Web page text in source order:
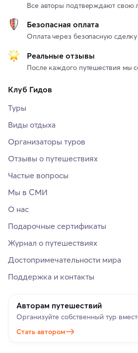
Все авторы подтверждают свою
Безопасная оплата
Оплата через безопасную сделку
Реальные отзывы
После каждого путешествия мы
Клуб Гидов
Туры
Виды отдыха
Организаторы туров
Отзывы о путешествиях
Частые вопросы
Мы в СМИ
О нас
Подарочные сертификаты
Журнал о путешествиях
Достопримечательности мира
Поддержка и контакты
Авторам путешествий
Организуйте собственный тур
Стать автором